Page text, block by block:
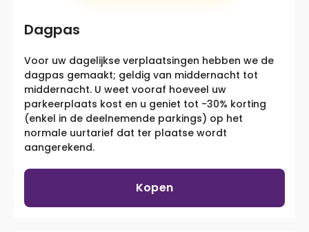
Dagpas
Voor uw dagelijkse verplaatsingen hebben we de
dagpas gemaakt; geldig van middernacht tot
middernacht. U weet vooraf hoeveel uw
parkeerplaats kost en u geniet tot -30% korting
(enkel in de deelnemende parkings) op het
normale uurtarief dat ter plaatse wordt
aangerekend.
Kopen